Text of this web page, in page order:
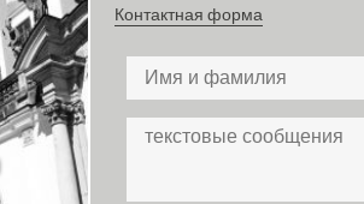
Контактная форма